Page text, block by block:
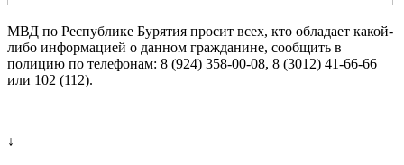
МВД по Республике Бурятия просит всех, кто обладает какой-
либо информацией о данном гражданине, сообщить в
полицию по телефонам: 8 (924) 358-00-08, 8 (3012) 41-66-66
или 102 (112).
↓